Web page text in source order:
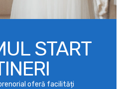
START
oferă facilități